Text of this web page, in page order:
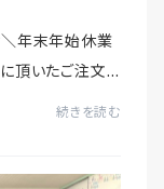
年末年始休業
に頂いたご注文・
ていただきま
続きを読む